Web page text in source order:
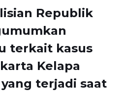
Republik
terkait kasus
Kelapa
terjadi saat